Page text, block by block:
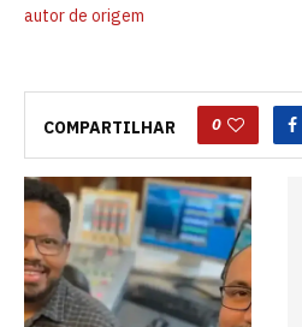
autor de origem
COMPARTILHAR 0